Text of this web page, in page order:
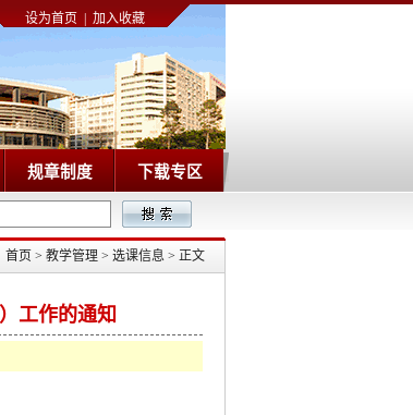
设为首页 加入收藏
规章制度 下载专区
首页 > 教学管理 > 选课信息 > 正文
工作的通知